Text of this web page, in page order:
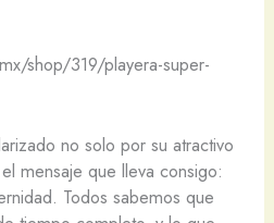
shop/319/playera-super-
no solo por su atractivo
mensaje que lleva consigo:
Todos sabemos que